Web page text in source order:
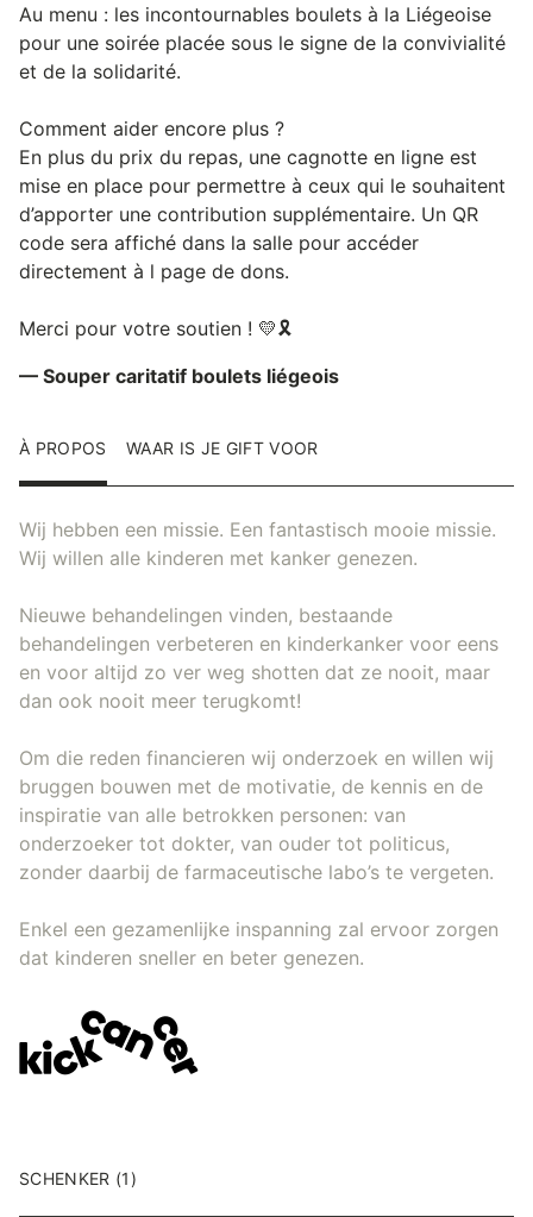
Au menu : les incontournables boulets à la Liégeoise
pour une soirée placée sous le signe de la convivialité
et de la solidarité.
Comment aider encore plus ?
En plus du prix du repas, une cagnotte en ligne est
mise en place pour permettre à ceux qui le souhaitent
d’apporter une contribution supplémentaire. Un QR
code sera affiché dans la salle pour accéder
directement à l page de dons.
Merci pour votre soutien ! 💛🎗️
— Souper caritatif boulets liégeois
À PROPOS WAAR IS JE GIFT VOOR
Wij hebben een missie. Een fantastisch mooie missie.
Wij willen alle kinderen met kanker genezen.
Nieuwe behandelingen vinden, bestaande
behandelingen verbeteren en kinderkanker voor eens
en voor altijd zo ver weg shotten dat ze nooit, maar
dan ook nooit meer terugkomt!
Om die reden financieren wij onderzoek en willen wij
bruggen bouwen met de motivatie, de kennis en de
inspiratie van alle betrokken personen: van
onderzoeker tot dokter, van ouder tot politicus,
zonder daarbij de farmaceutische labo’s te vergeten.
Enkel een gezamenlijke inspanning zal ervoor zorgen
dat kinderen sneller en beter genezen.
SCHENKER (1)